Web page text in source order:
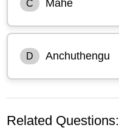
C Mahe
D Anchuthengu
Related Questions: